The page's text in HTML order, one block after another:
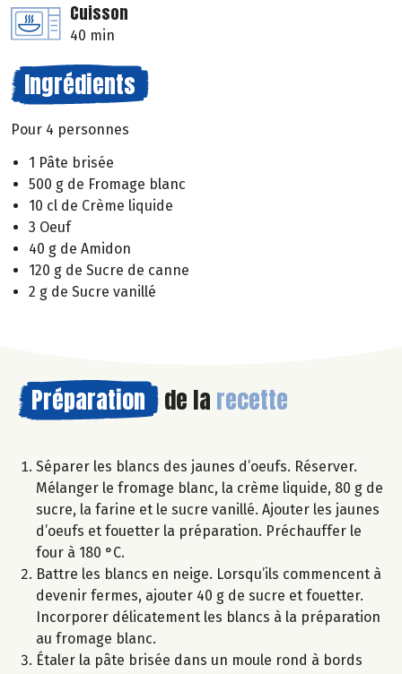
Cuisson
40 min
Ingrédients
Pour 4 personnes
1 Pâte brisée
500 g de Fromage blanc
10 cl de Crème liquide
3 Oeuf
40 g de Amidon
120 g de Sucre de canne
2 g de Sucre vanillé
Préparation de la recette
Séparer les blancs des jaunes d’oeufs. Réserver.
Mélanger le fromage blanc, la crème liquide, 80 g de
sucre, la farine et le sucre vanillé. Ajouter les jaunes
d’oeufs et fouetter la préparation. Préchauffer le
four à 180 °C.
Battre les blancs en neige. Lorsqu’ils commencent à
devenir fermes, ajouter 40 g de sucre et fouetter.
Incorporer délicatement les blancs à la préparation
au fromage blanc.
Étaler la pâte brisée dans un moule rond à bords